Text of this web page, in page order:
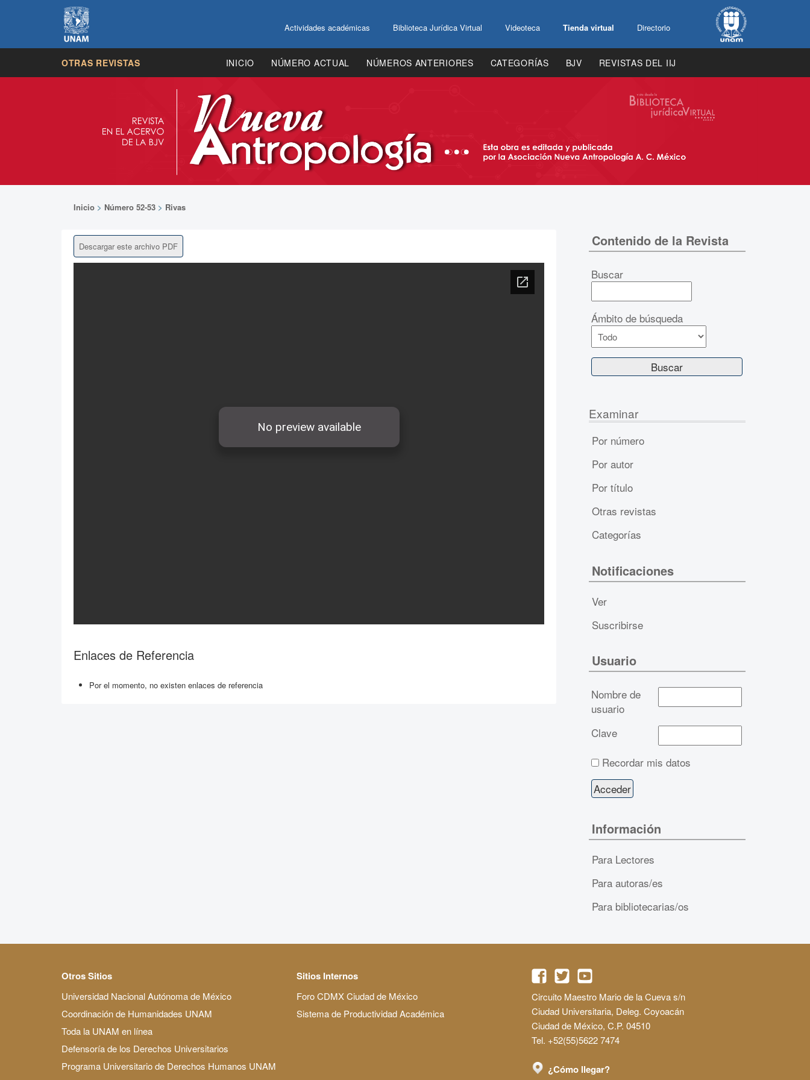
Actividades académicas Biblioteca Jurídica Virtual Videoteca Tienda virtual Directorio
OTRAS REVISTAS INICIO NÚMERO ACTUAL NÚMEROS ANTERIORES CATEGORÍAS BJV REVISTAS DEL IIJ
Inicio > Número 52-53 > Rivas
Descargar este archivo PDF
Enlaces de Referencia
Por el momento, no existen enlaces de referencia
Contenido de la Revista
Buscar
Ámbito de búsqueda
Examinar
Por número
Por autor
Por título
Otras revistas
Categorías
Notificaciones
Ver
Suscribirse
Usuario
Nombre de
usuario
Clave
Recordar mis datos
Información
Para Lectores
Para autoras/es
Para bibliotecarias/os
Otros Sitios
Universidad Nacional Autónoma de México
Coordinación de Humanidades UNAM
Toda la UNAM en línea
Defensoría de los Derechos Universitarios
Programa Universitario de Derechos Humanos UNAM
Sitios Internos
Foro CDMX Ciudad de México
Sistema de Productividad Académica
Circuito Maestro Mario de la Cueva s/n
Ciudad Universitaria, Deleg. Coyoacán
Ciudad de México, C.P. 04510
Tel. +52(55)5622 7474
¿Cómo llegar?